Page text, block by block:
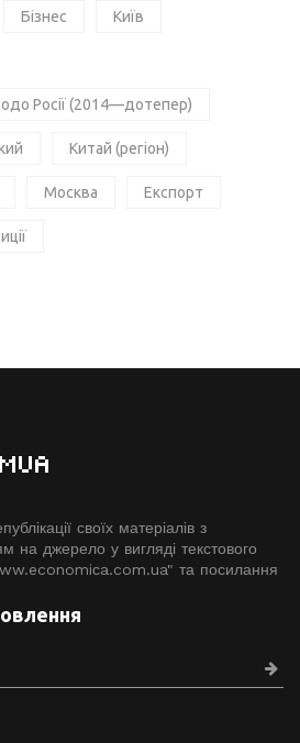
Бізнес Київ
Росії (2014—дотепер)
Китай (регіон)
Москва Експорт
своїх матеріалів з
на джерело у вигляді текстового
та посилання